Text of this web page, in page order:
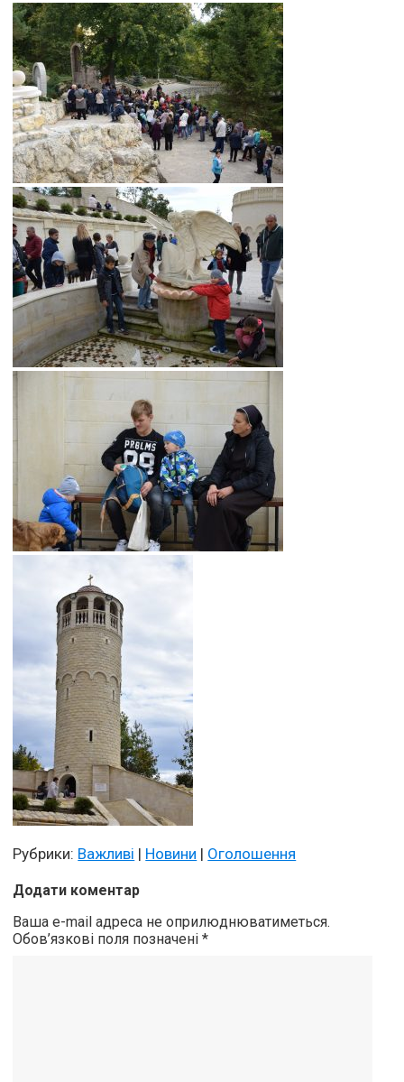
Рубрики: Важливі | Новини | Оголошення
Додати коментар
Ваша e-mail адреса не оприлюднюватиметься.
Обов’язкові поля позначені*